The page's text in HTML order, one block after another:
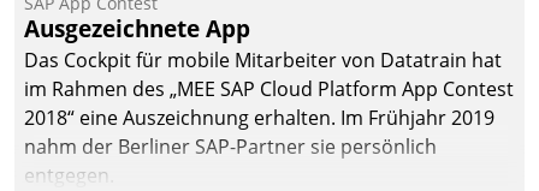
Ausgezeichnete App
Das Cockpit für mobile Mitarbeiter von Datatrain hat
im Rahmen des „MEE SAP Cloud Platform App Contest
2018“ eine Auszeichnung erhalten. Im Frühjahr 2019
nahm der Berliner SAP-Partner sie persönlich
entgegen.